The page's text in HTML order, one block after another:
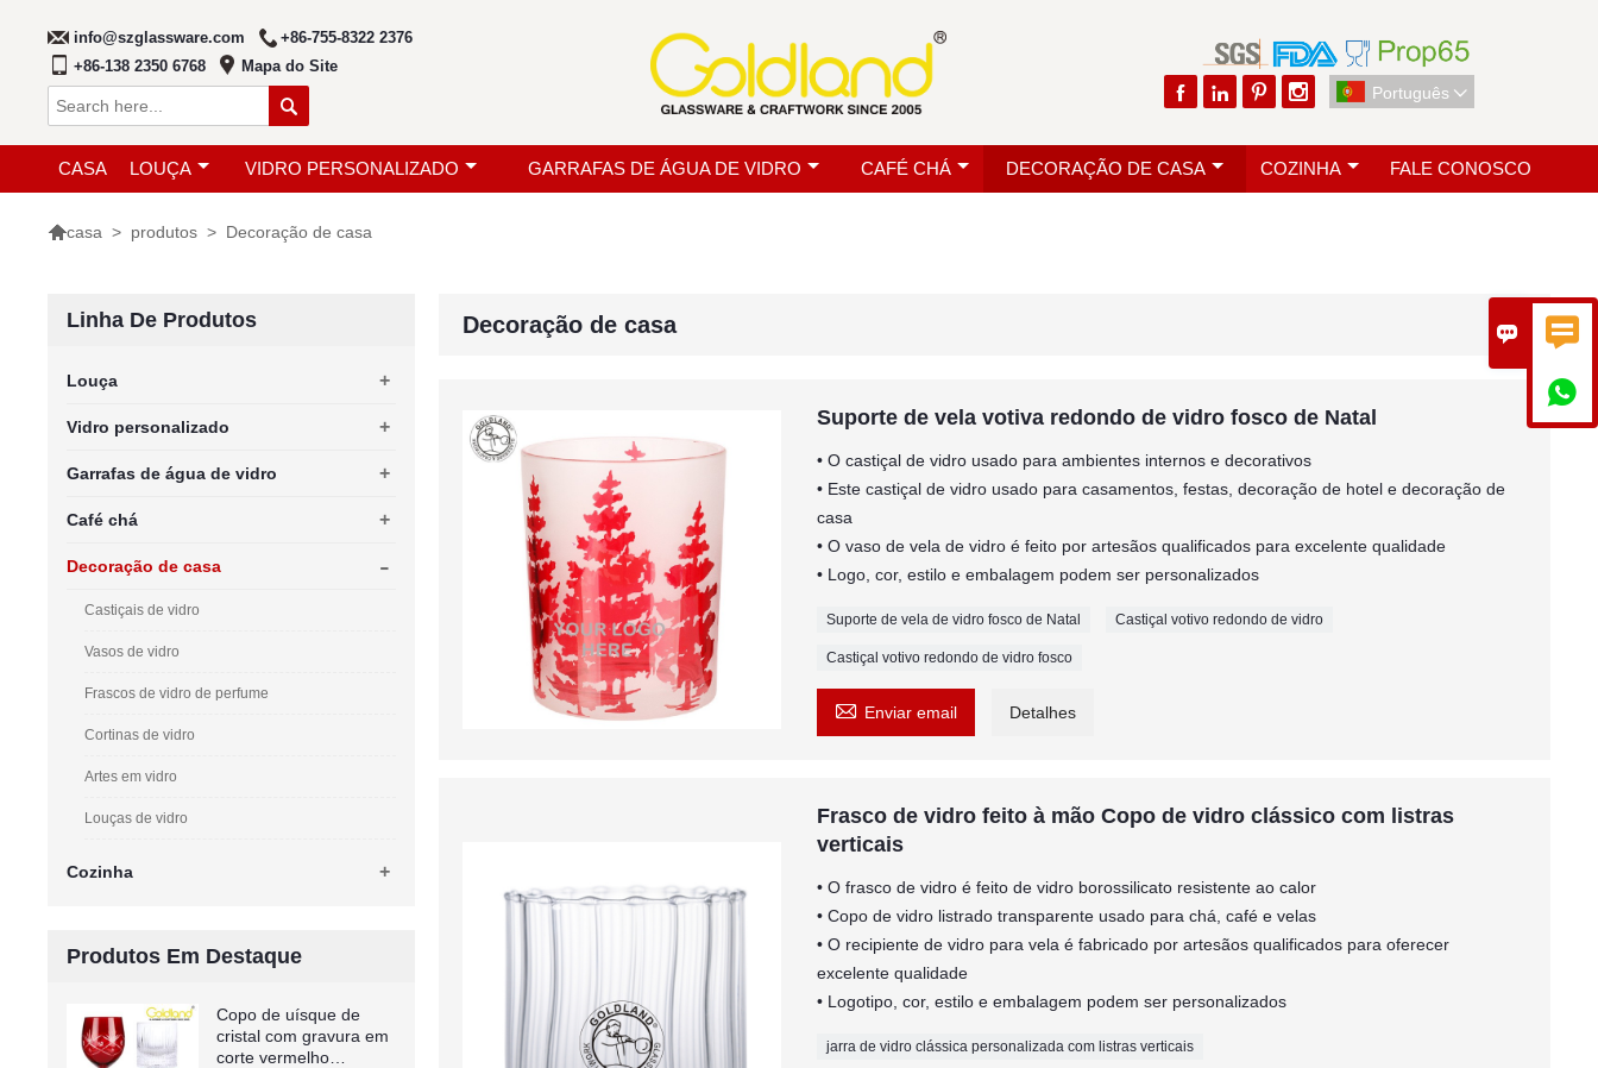
 

info@szglassware.com
+86-755-8322 2376
+86-138 2350 6768
Mapa do Site
     Português 
CASA LOUÇA VIDRO PERSONALIZADO GARRAFAS DE ÁGUA DE VIDRO CAFÉ CHÁ DECORAÇÃO DE CASA COZINHA FALE CONOSCO
casa > produtos > Decoração de casa
Decoração de casa
Suporte de vela votiva redondo de vidro fosco de Natal
• O castiçal de vidro usado para ambientes internos e decorativos
• Este castiçal de vidro usado para casamentos, festas, decoração de hotel e decoração de
casa
• O vaso de vela de vidro é feito por artesãos qualificados para excelente qualidade
• Logo, cor, estilo e embalagem podem ser personalizados
Suporte de vela de vidro fosco de Natal Castiçal votivo redondo de vidro
Castiçal votivo redondo de vidro fosco
 Enviar email Detalhes
Frasco de vidro feito à mão Copo de vidro clássico com listras
verticais
• O frasco de vidro é feito de vidro borossilicato resistente ao calor
• Copo de vidro listrado transparente usado para chá, café e velas
• O recipiente de vidro para vela é fabricado por artesãos qualificados para oferecer
excelente qualidade
• Logotipo, cor, estilo e embalagem podem ser personalizados
jarra de vidro clássica personalizada com listras verticais
Linha De Produtos
+
Louça
+
Vidro personalizado
+
Garrafas de água de vidro
+
Café chá
-
Decoração de casa
Castiçais de vidro
Vasos de vidro
Frascos de vidro de perfume
Cortinas de vidro
Artes em vidro
Louças de vidro
+
Cozinha
Produtos Em Destaque
Copo de uísque de
cristal com gravura em
corte vermelho